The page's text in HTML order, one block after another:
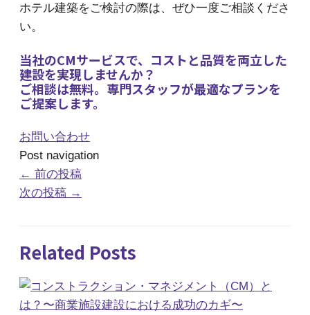
ホテル建築をご検討の際は、ぜひ一度ご相談くださ
い。
当社のCMサービスで、コストと品質を両立した
建設を実現しませんか？
ご相談は無料。専門スタッフが最適なプランを
ご提案します。
お問い合わせ
Post navigation
← 前の投稿
次の投稿 →
Related Posts